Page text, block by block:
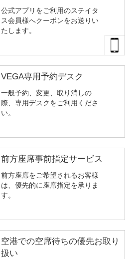
公式アプリをご利用のステイタ
ス会員様へクーポンをお送りい
たします。
VEGA専用予約デスク
一般予約、変更、取り消しの
際、専用デスクをご利用くださ
い。
前方座席事前指定サービス
前方座席をご希望されるお客様
は、優先的に座席指定を承りま
す。
空港での空席待ちの優先お取り
扱い